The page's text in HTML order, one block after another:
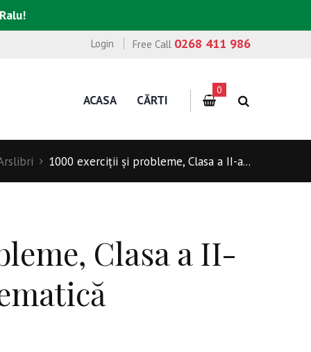
Free Call 0268 411 986
Login
ACASA CĂRTI
0
1000 exerciții și probleme, Clasa a II-a...
Clasa a II-